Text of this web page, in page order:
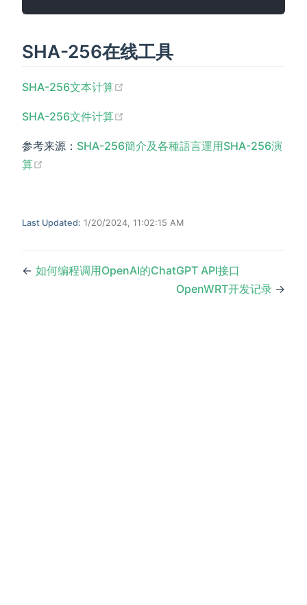
SHA-256在线工具
SHA-256文本计算
SHA-256文件计算
参考来源： SHA-256簡介及各種語言運用SHA-256演
算
Last Updated: 1/20/2024, 11:02:15 AM
← 如何编程调用OpenAI的ChatGPT API接口
OpenWRT开发记录 →